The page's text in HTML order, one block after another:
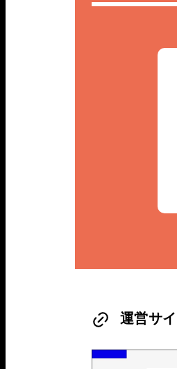
運営サ